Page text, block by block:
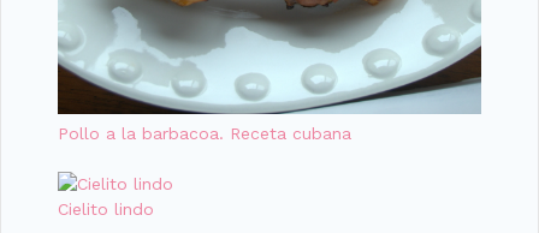
Pollo a la barbacoa. Receta cubana
Cielito lindo